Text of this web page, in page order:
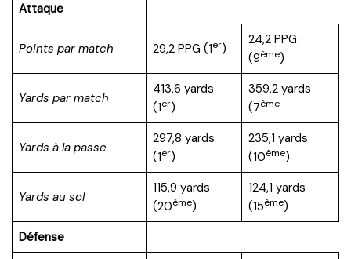
Attaque
Points par match 29,2 PPG (1er)
24,2 PPG
(9ème)
Yards par match
413,6 yards
(1er)
359,2 yards
(7ème
Yards à la passe
297,8 yards
(1er)
235,1 yards
(10ème)
Yards au sol
115,9 yards
(20ème)
124,1 yards
(15ème)
Défense